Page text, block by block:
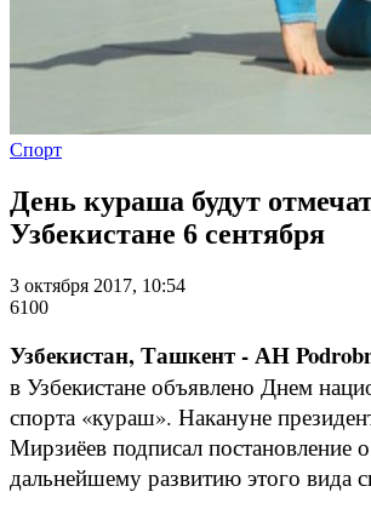
Спорт
День кураша будут
Узбекистане 6 сентября
3 октября 2017, 10:54
6100
Узбекистан, Ташкент - АН
в Узбекистане объявлено Днем
спорта «кураш». Накануне
Мирзиёев подписал постановление
дальнейшему развитию этого вида